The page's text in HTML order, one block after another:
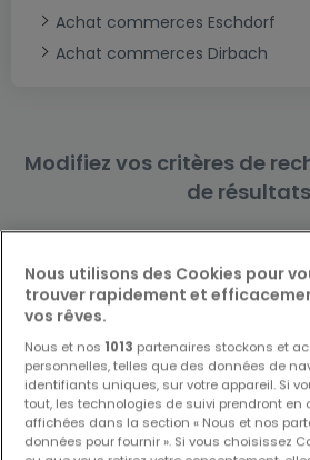
Achat commerces Eschdorf
Achat commerces Dirbach
Modifiez vos critères de
de résultats
Biens similaires à
Vous n'avez pas trouvé de
intéressent ? Ces annonces
pourraient vous intéresser.
Nous utilisons des Cookies pour
trouver rapidement et
vos rêves.
Nous et nos 1013 partenaires stockons et
personnelles, telles que des données de
identifiants uniques, sur votre appareil. Si
tout, les technologies de suivi prendront en
affichées dans la section « Nous et nos
données pour fournir ». Si vous choisissez